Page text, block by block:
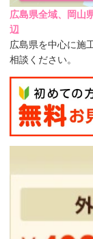
広島県全域、岡山
辺
広島県を中心に施
相談ください。